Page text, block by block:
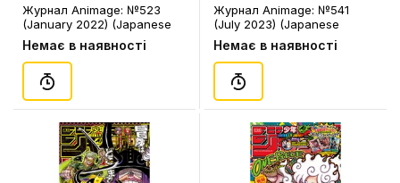
Журнал Animage: №523
(January 2022) (Japanese
Edition), (770125)
Немає в наявності
Журнал Animage: №541
(July 2023) (Japanese
Edition), (770736)
Немає в наявності